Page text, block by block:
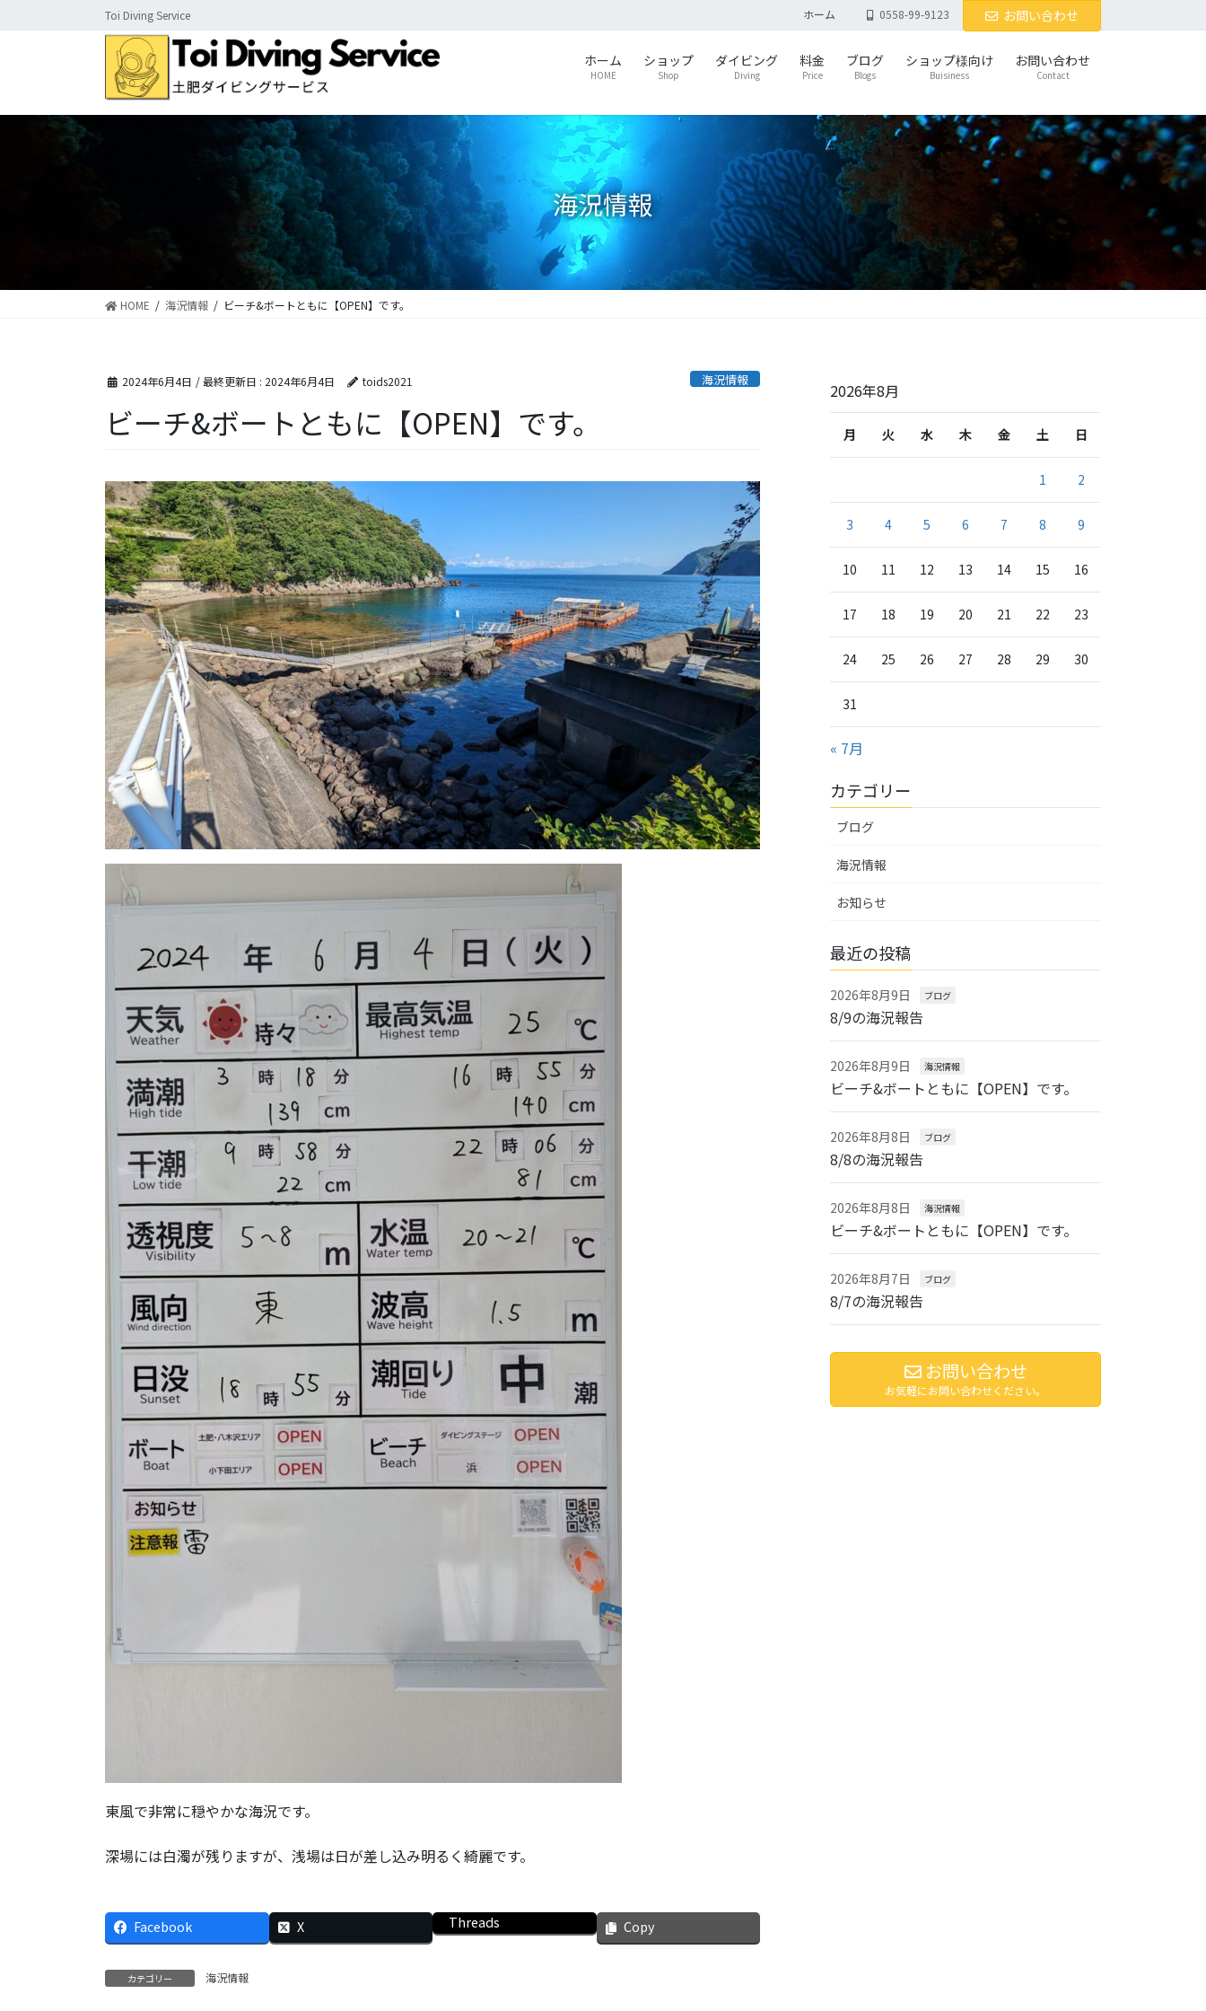
ン
に
ビ
ョ
Toi Diving Service ホーム 0558-99-9123 お問い合わせ
ホーム
HOME
ショップ
Shop
ダイビング
Diving
料金
Price
ブログ
Blogs
ショップ様向け
Buisiness
お問い合わせ
Contact
海況情報
HOME 海況情報 ビーチ&ボートともに【OPEN】です。
2024年6月4日 / 最終更新日 : 2024年6月4日 toids2021 海況情報
ビーチ&ボートともに【OPEN】です。
東風で非常に穏やかな海況です。
深場には白濁が残りますが、浅場は日が差し込み明るく綺麗です。
Facebook X Threads Copy
カテゴリー 海況情報
2026年8月
月 火 水 木 金 土 日
1 2
3 4 5 6 7 8 9
10 11 12 13 14 15 16
17 18 19 20 21 22 23
24 25 26 27 28 29 30
31
« 7月
カテゴリー
ブログ
海況情報
お知らせ
最近の投稿
2026年8月9日 ブログ
8/9の海況報告
2026年8月9日 海況情報
ビーチ&ボートともに【OPEN】です。
2026年8月8日 ブログ
8/8の海況報告
2026年8月8日 海況情報
ビーチ&ボートともに【OPEN】です。
2026年8月7日 ブログ
8/7の海況報告
お問い合わせ
お気軽にお問い合わせください。